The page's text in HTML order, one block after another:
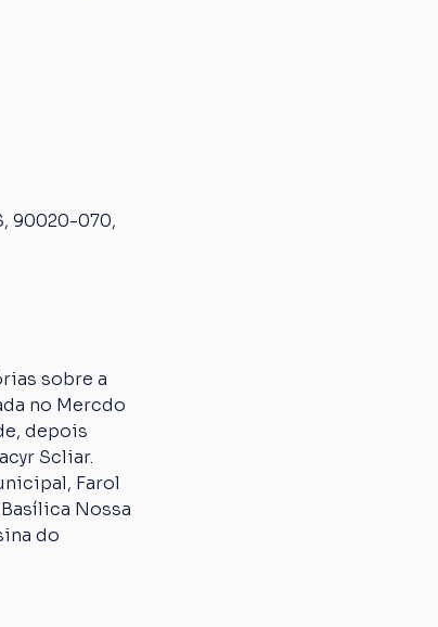
90020-070,
sobre a
no Mercdo
depois
Scliar.
Farol
Nossa
do